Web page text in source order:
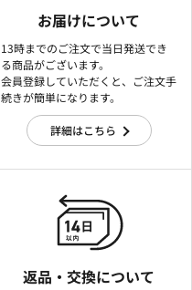
お届けについて
13時までのご注文で当日発送でき
る商品がございます。
会員登録していただくと、ご注文手
続きが簡単になります。
詳細はこちら
返品・交換について